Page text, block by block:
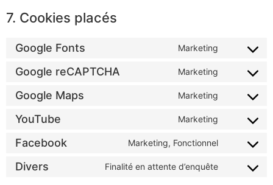
7. Cookies placés
Google Fonts Marketing
Google reCAPTCHA Marketing
Google Maps Marketing
YouTube Marketing
Facebook Marketing, Fonctionnel
Divers Finalité en attente d’enquête